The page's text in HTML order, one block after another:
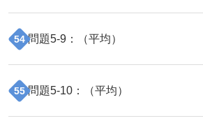
54 問題5-9 ：（平均）
55 問題5-10 ：（平均）